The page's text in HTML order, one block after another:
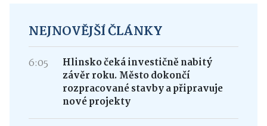
NEJNOVĚJŠÍ ČLÁNKY
6:05
Hlinsko čeká investičně nabitý
závěr roku. Město dokončí
rozpracované stavby a připravuje
nové projekty